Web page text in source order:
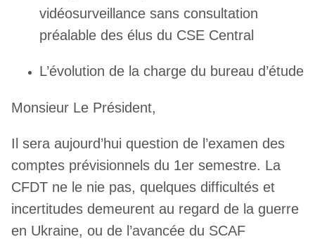
vidéosurveillance sans consultation
préalable des élus du CSE Central
L’évolution de la charge du bureau d’étude
Monsieur Le Président,
Il sera aujourd’hui question de l’examen des
comptes prévisionnels du 1er semestre. La
CFDT ne le nie pas, quelques difficultés et
incertitudes demeurent au regard de la guerre
en Ukraine, ou de l’avancée du SCAF